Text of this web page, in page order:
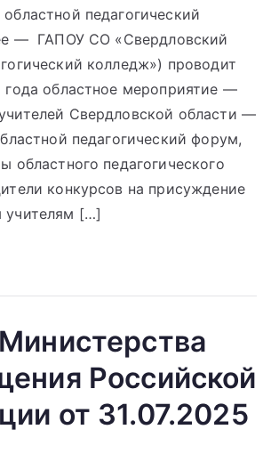
педагогический
— ГАПОУ СО «Свердловский
колледж») проводит
года областное мероприятие —
Свердловской области —
педагогический форум,
областного педагогического
конкурсов на присуждение
учителям […]
Российской
от 31.07.2025